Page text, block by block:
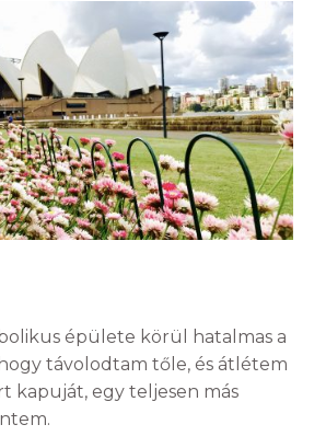
épülete körül hatalmas a
távolodtam tőle, és átlétem
kapuját, egy teljesen más